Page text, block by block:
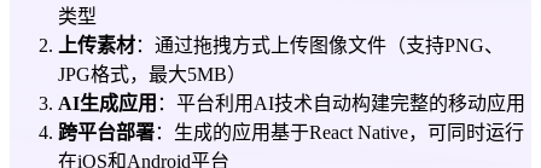
类型
上传素材：通过拖拽方式上传图像文件（支持PNG、
JPG格式，最大5MB）
AI生成应用 ：平台利用AI技术自动构建完整的移动应用
跨平台部署：生成的应用基于React Native，可同时运行
在iOS和Android平台